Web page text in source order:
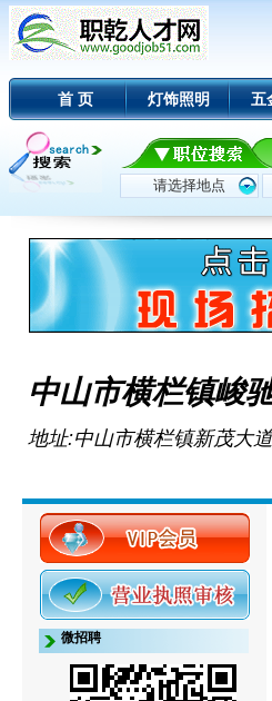
首 页 灯饰照明 五
中山市横栏镇峻
地址:中山市横栏镇新茂大
微招聘